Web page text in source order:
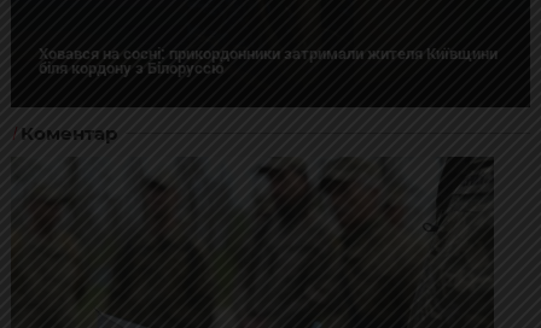
Ховався на сосні: прикордонники затримали жителя Київщини
біля кордону з Білоруссю
Коментар